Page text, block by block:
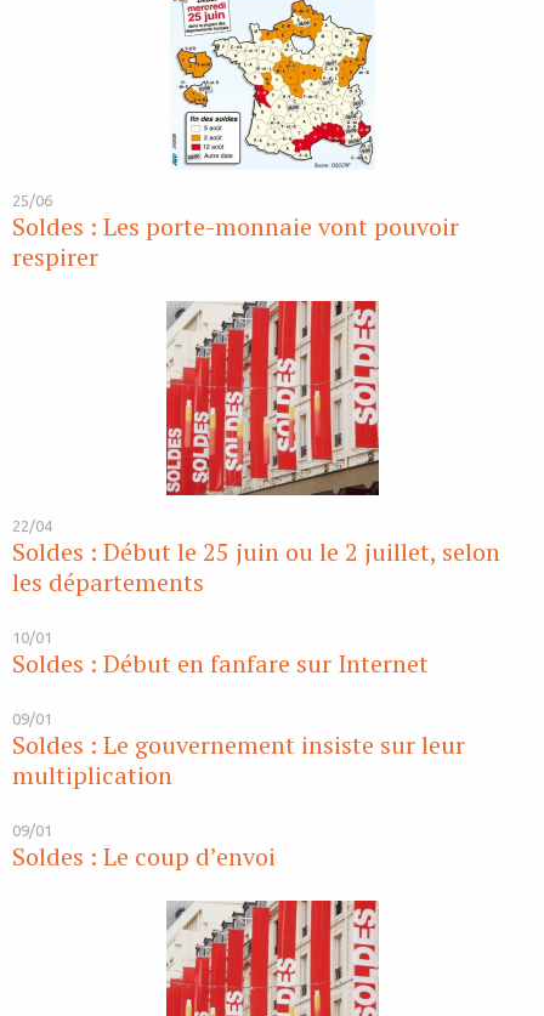
25/06
Soldes : Les porte-monnaie vont pouvoir
respirer
22/04
Soldes : Début le 25 juin ou le 2 juillet, selon
les départements
10/01
Soldes : Début en fanfare sur Internet
09/01
Soldes : Le gouvernement insiste sur leur
multiplication
09/01
Soldes : Le coup d’envoi